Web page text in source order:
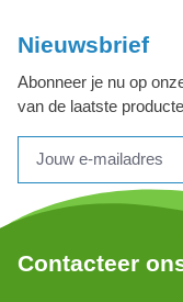
Nieuwsbrief
Abonneer je nu op
van de laatste
Contacteer